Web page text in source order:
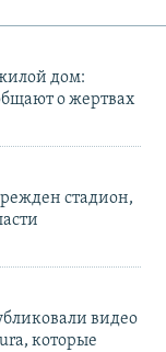
дом:
о жертвах
стадион,
видео
которые